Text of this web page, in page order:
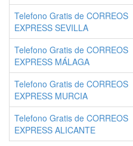
Telefono Gratis de CORREOS
EXPRESS SEVILLA
Telefono Gratis de CORREOS
EXPRESS MÁLAGA
Telefono Gratis de CORREOS
EXPRESS MURCIA
Telefono Gratis de CORREOS
EXPRESS ALICANTE